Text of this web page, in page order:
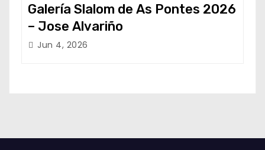
Galería Slalom de As Pontes 2026
– Jose Alvariño
Jun 4, 2026